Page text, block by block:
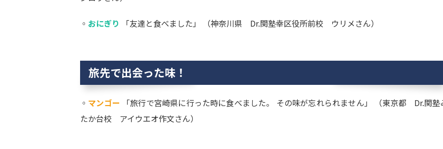
◦ おにぎり 「友達と食べました」 （神奈川県 Dr.関塾幸区役所前校 ウリメさん）
旅先で出会った味！
◦ マンゴー
「旅行で宮崎県に行った時に食べました。 その味が忘れられません」 （東京都 Dr.関塾
たか台校 アイウエオ作文さん）